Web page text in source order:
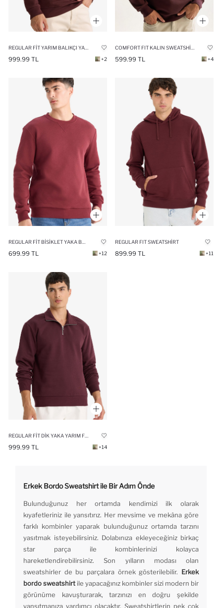
999.99 TL +2 599.99 TL +4
699.99 TL +12
REGULAR FIT SWEATSHIRT
899.99 TL +11
999.99 TL +14
Erkek Bordo Sweatshirt ile Bir Adım Önde
Bulunduğunuz her ortamda kendimizi ilk olarak
kıyafetleriniz ile yansıtırız. Her mevsime ve mekâna göre
farklı kombinler yaparak bulunduğunuz ortamda tarzını
yasıtmak isteyebilirsiniz. Dolabınıza ekleyeceğiniz birkaç
star parça ile kombinlerinizi kolayca
hareketlendirebilirsiniz. Son yılların modası olan
sweatshirler de bu parçalara örnek gösterilebilir. Erkek
bordo sweatshirt ile yapacağınız kombinler sizi modern bir
görünüme kavuşturarak, tarzınızı en doğru şekilde
yansıtmanıza yardımcı olacaktır. Sweatshirtlerin pek çok